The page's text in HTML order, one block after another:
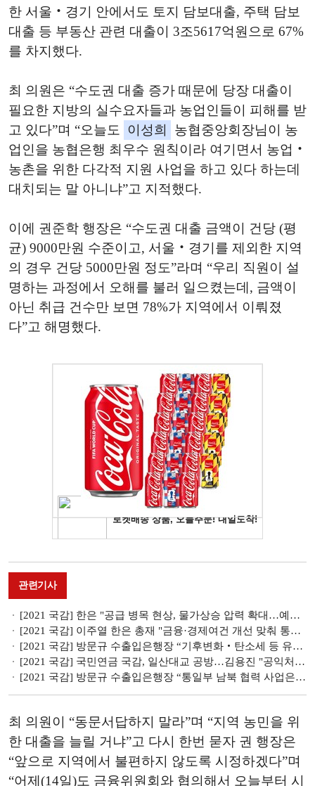
한 서울‧경기 안에서도 토지 담보대출, 주택 담보
대출 등 부동산 관련 대출이 3조5617억원으로 67%
를 차지했다.
최 의원은 “수도권 대출 증가 때문에 당장 대출이
필요한 지방의 실수요자들과 농업인들이 피해를 받
고 있다”며 “오늘도
이성희
농협중앙회장님이 농
업인을 농협은행 최우수 원칙이라 여기면서 농업‧
농촌을 위한 다각적 지원 사업을 하고 있다 하는데
대치되는 말 아니냐”고 지적했다.
이에 권준학 행장은 “수도권 대출 금액이 건당 (평
균) 9000만원 수준이고, 서울‧경기를 제외한 지역
의 경우 건당 5000만원 정도”라며 “우리 직원이 설
명하는 과정에서 오해를 불러 일으켰는데, 금액이
아닌 취급 건수만 보면 78%가 지역에서 이뤄졌
다”고 해명했다.
관련기사
[2021 국감] 한은 "공급 병목 현상, 물가상승 압력 확대…예상보다 지속 가능성 잠재"
[2021 국감] 이주열 한은 총재 "금융·경제여건 개선 맞춰 통화정책 완화 정도 조정"
[2021 국감] 방문규 수출입은행장 “기후변화‧탄소세 등 유념하겠다”
[2021 국감] 국민연금 국감, 일산대교 공방…김용진 "공익처분까지 이르지 않았으면"
[2021 국감] 방문규 수출입은행장 “통일부 남북 협력 사업은 집행 관여 안 해”
최 의원이 “동문서답하지 말라”며 “지역 농민을 위
한 대출을 늘릴 거냐”고 다시 한번 묻자 권 행장은
“앞으로 지역에서 불편하지 않도록 시정하겠다”며
“어제(14일)도 금융위원회와 협의해서 오늘부터 시